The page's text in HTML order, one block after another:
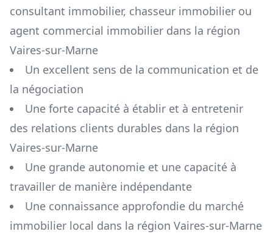
consultant immobilier, chasseur immobilier ou
agent commercial immobilier dans la région
Vaires-sur-Marne
Un excellent sens de la communication et de
la négociation
Une forte capacité à établir et à entretenir
des relations clients durables dans la région
Vaires-sur-Marne
Une grande autonomie et une capacité à
travailler de manière indépendante
Une connaissance approfondie du marché
immobilier local dans la région Vaires-sur-Marne